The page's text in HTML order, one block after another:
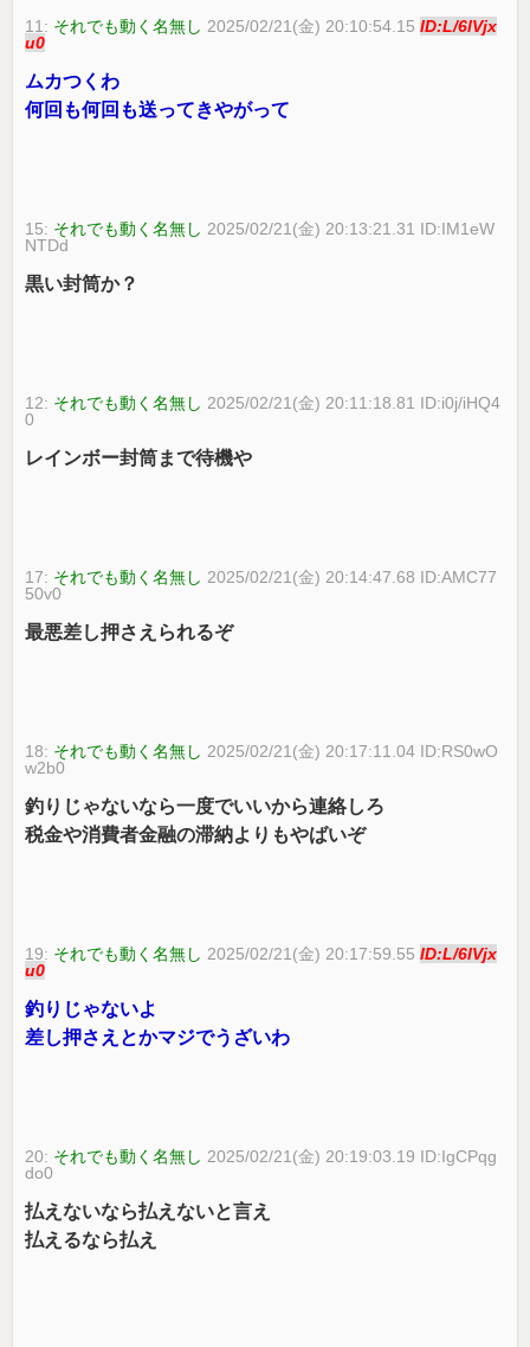
11: それでも動く名無し 2025/02/21(金) 20:10:54.15ID:L/6lVjx
u0
ムカつくわ
何回も何回も送ってきやがって
15: それでも動く名無し 2025/02/21(金) 20:13:21.31 ID:IM1eW
NTDd
黒い封筒か？
12: それでも動く名無し 2025/02/21(金) 20:11:18.81 ID:i0j/iHQ4
0
レインボー封筒まで待機や
17: それでも動く名無し 2025/02/21(金) 20:14:47.68 ID:AMC77
50v0
最悪差し押さえられるぞ
18: それでも動く名無し 2025/02/21(金) 20:17:11.04 ID:RS0wO
w2b0
釣りじゃないなら一度でいいから連絡しろ
税金や消費者金融の滞納よりもやばいぞ
19: それでも動く名無し 2025/02/21(金) 20:17:59.55ID:L/6lVjx
u0
釣りじゃないよ
差し押さえとかマジでうざいわ
20: それでも動く名無し 2025/02/21(金) 20:19:03.19 ID:IgCPqg
do0
払えないなら払えないと言え
払えるなら払え